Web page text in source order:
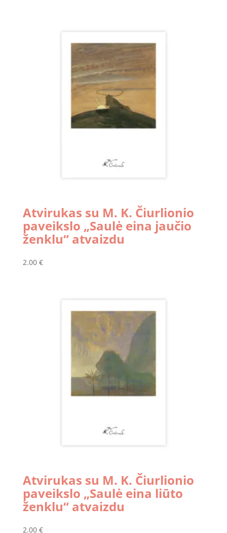
Atvirukas su M. K. Čiurlionio
paveikslo „Saulė eina jaučio
ženklu“ atvaizdu
2.00 €
Atvirukas su M. K. Čiurlionio
paveikslo „Saulė eina liūto
ženklu“ atvaizdu
2.00 €